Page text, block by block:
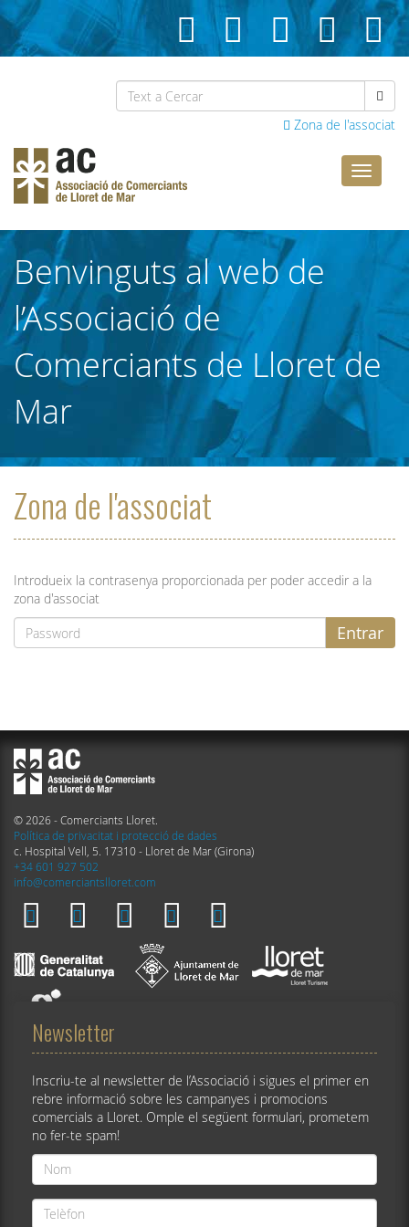
Zona de l'associat
Lloret
Benvinguts al web de
l’Associació de
Comerciants de Lloret de
Mar
Zona de l'associat
Introdueix la contrasenya proporcionada per poder accedir a la
zona d'associat
Entrar
© 2026 - Comerciants Lloret.
Política de privacitat i protecció de dades
c. Hospital Vell, 5. 17310 - Lloret de Mar (Girona)
+34 601 927 502
info@comerciantslloret.com
Newsletter
Inscriu-te al newsletter de l’Associació i sigues el primer en
rebre informació sobre les campanyes i promocions
comercials a Lloret. Omple el següent formulari, prometem
no fer-te spam!
Nom
*
Telèfon